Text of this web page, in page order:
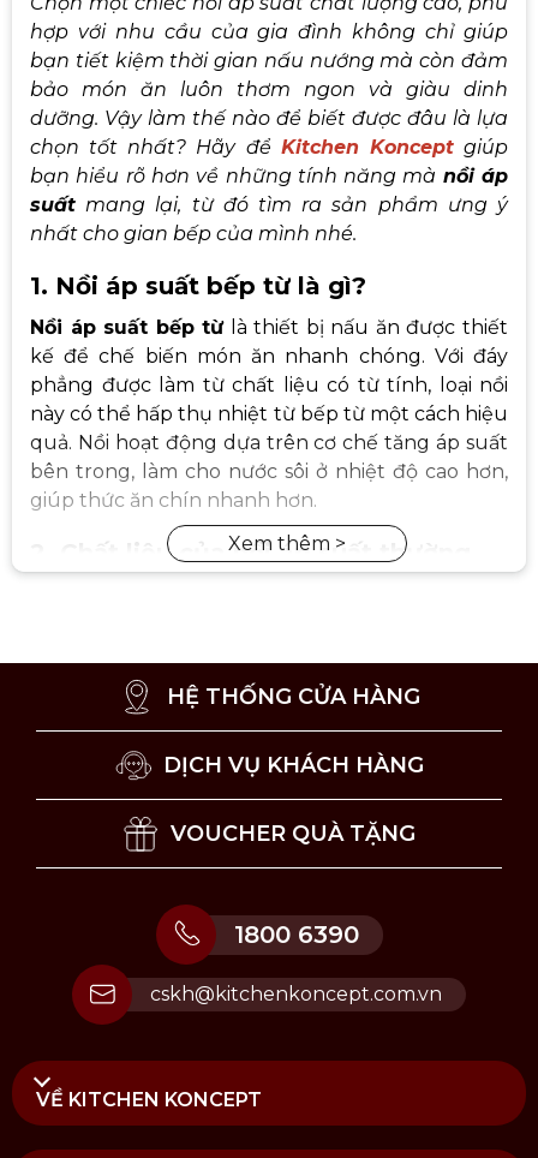
hợp với nhu cầu của gia đình không chỉ giúp
bạn tiết kiệm thời gian nấu nướng mà còn đảm
bảo món ăn luôn thơm ngon và giàu dinh
dưỡng. Vậy làm thế nào để biết được đâu là lựa
chọn tốt nhất? Hãy để Kitchen Konceptgiúp
bạn hiểu rõ hơn về những tính năng mà nồi áp
suất mang lại, từ đó tìm ra sản phẩm ưng ý
nhất cho gian bếp của mình nhé.
1. Nồi áp suất bếp từ là gì?
Nồi áp suất bếp từlà thiết bị nấu ăn được thiết
kế để chế biến món ăn nhanh chóng. Với đáy
phẳng được làm từ chất liệu có từ tính, loại nồi
này có thể hấp thụ nhiệt từ bếp từ một cách hiệu
quả. Nồi hoạt động dựa trên cơ chế tăng áp suất
bên trong, làm cho nước sôi ở nhiệt độ cao hơn,
giúp thức ăn chín nhanh hơn.
2. Chất liệu của nồi áp suất thường
suấtbếp từ bao gồm Inox, nhôm. Mỗi loại chất
liệu này có những đặc tính riêng biệt phù hợp với
nhu cầu đa dạng của người tiêu dùng:
Nồi áp suất Inox(thép không gỉ)
là chất liệu phổ biến nhất, được đánh
giá cao vì độ bền, khả năng chống ăn
mòn và dễ dàng vệ sinh. Inox còn nổi
thức ăn được nấu chín một cách đồng
đều và mau lẹ.
Nồi áp suất Nhôm
năng dẫn nhiệt tốt, giúp nồi nhanh
không bền bỉ như Inox.
HỆ THỐNG CỬA HÀNG
DỊCH VỤ KHÁCH HÀNG
VOUCHER QUÀ TẶNG
1800 6390
cskh@kitchenkoncept.com.vn
VỀ KITCHEN KONCEPT